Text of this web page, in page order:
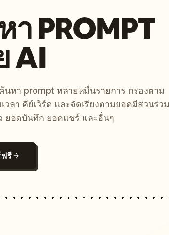
า PROMPT
AI
นหา prompt หลายหมื่นรายการ กรองตาม
วลา คีย์เวิร์ด และจัดเรียงตามยอดมีส่วนร่วม
ยอดบันทึก ยอดแชร์ และอื่นๆ
รี